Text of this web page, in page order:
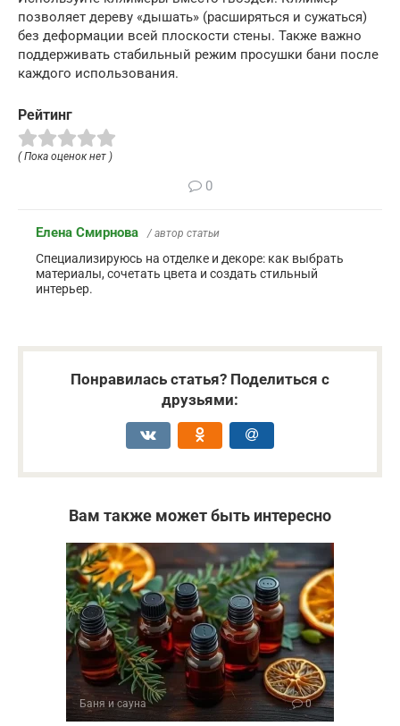
позволяет дереву «дышать» (расширяться и сужаться)
без деформации всей плоскости стены. Также важно
поддерживать стабильный режим просушки бани после
каждого использования.
Рейтинг
( Пока оценок нет )
0
Елена Смирнова / автор статьи
Специализируюсь на отделке и декоре: как выбрать
материалы, сочетать цвета и создать стильный
интерьер.
Понравилась статья? Поделиться с
друзьями:
Вам также может быть интересно
Баня и сауна 0